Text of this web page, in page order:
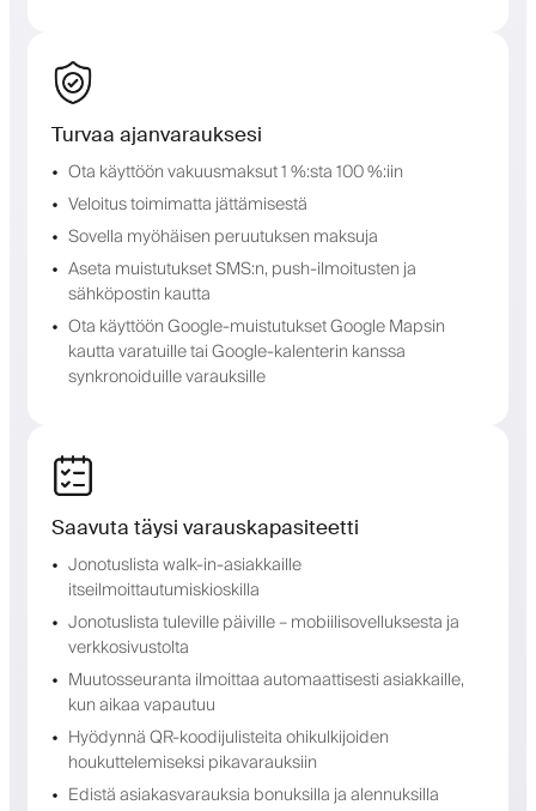
Turvaa ajanvarauksesi
Ota käyttöön vakuusmaksut 1 %:sta 100 %:iin
Veloitus toimimatta jättämisestä
Sovella myöhäisen peruutuksen maksuja
Aseta muistutukset SMS:n, push-ilmoitusten ja
sähköpostin kautta
Ota käyttöön Google-muistutukset Google Mapsin
kautta varatuille tai Google-kalenterin kanssa
synkronoiduille varauksille
Saavuta täysi varauskapasiteetti
Jonotuslista walk-in-asiakkaille
itseilmoittautumiskioskilla
Jonotuslista tuleville päiville – mobiilisovelluksesta ja
verkkosivustolta
Muutosseuranta ilmoittaa automaattisesti asiakkaille,
kun aikaa vapautuu
Hyödynnä QR-koodijulisteita ohikulkijoiden
houkuttelemiseksi pikavarauksiin
Edistä asiakasvarauksia bonuksilla ja alennuksilla